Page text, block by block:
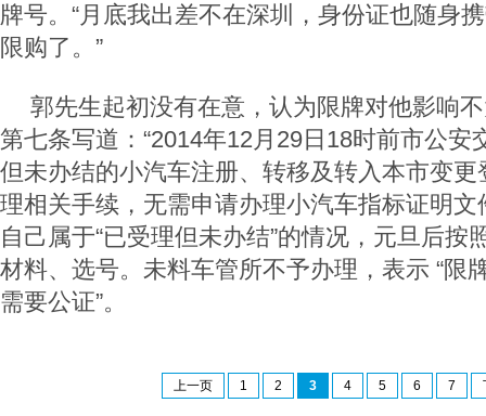
牌号。“月底我出差不在深圳，身份证也随身
限购了。”
郭先生起初没有在意，认为限牌对他影响
第七条写道：“2014年12月29日18时前市公安
但未办结的小汽车注册、转移及转入本市变
理相关手续，无需申请办理小汽车指标证明文
自己属于“已受理但未办结”的情况，元旦后按
材料、选号。未料车管所不予办理，表示 “限
需要公证”。
上一页 1 2 3 4 5 6 7